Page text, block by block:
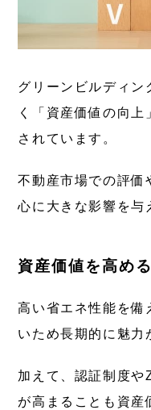
グリーンビルディン
く「資産価値の向上
されています。
不動産市場での評価
心に大きな影響を与
資産価値を高め
高い省エネ性能を備
いため長期的に魅力
加えて、認証制度や
が高まることも資産